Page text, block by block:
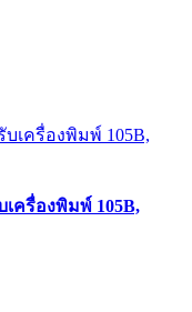
เครื่องพิมพ์ 105B,